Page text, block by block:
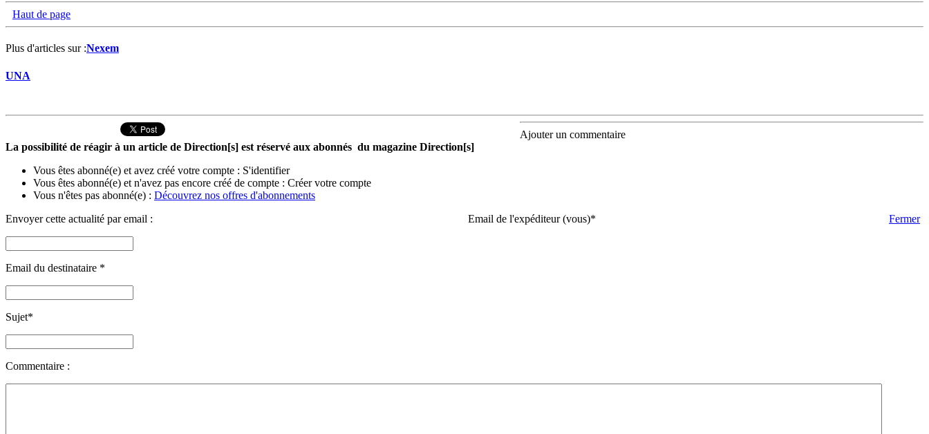
Haut de page
Plus d'articles sur :Nexem
UNA
Ajouter un commentaire
La possibilité de réagir à un article de Direction[s] est réservé aux abonnés du magazine Direction[s]
Vous êtes abonné(e) et avez créé votre compte : S'identifier
Vous êtes abonné(e) et n'avez pas encore créé de compte : Créer votre compte
Vous n'êtes pas abonné(e) : Découvrez nos offres d'abonnements
Envoyer cette actualité par email :
Fermer
Email de l'expéditeur (vous)*
Email du destinataire *
Sujet*
Commentaire :